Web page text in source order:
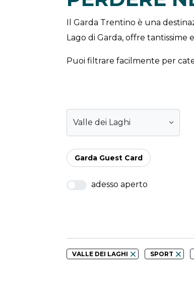
Il Garda Trentino è una
Lago di Garda, offre tantissime
Puoi filtrare facilmente per
Valle dei Laghi
Garda Guest Card
adesso aperto
VALLE DEI LAGHI SPORT